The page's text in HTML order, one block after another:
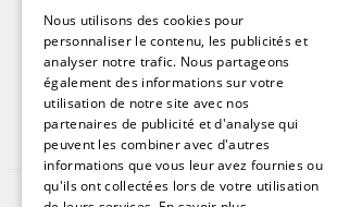
Annonces immobilières sur
Annonces immobilières sur
Annonces immobilières sur
©2025 | Tous droits réservés
Nous utilisons des cookies pour
personnaliser le contenu, les publicités et
analyser notre trafic. Nous partageons
également des informations sur votre
utilisation de notre site avec nos
partenaires de publicité et d'analyse qui
peuvent les combiner avec d'autres
informations que vous leur avez fournies ou
qu'ils ont collectées lors de votre utilisation